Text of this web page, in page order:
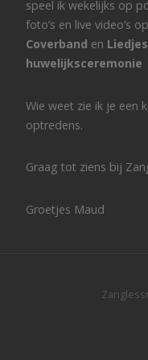
speel ik wekelijks op
foto’s en live video’s op
Coverband en
huwelijksceremonie
Wie weet zie ik je een
optredens.
Graag tot ziens bij
Groetjes Maud